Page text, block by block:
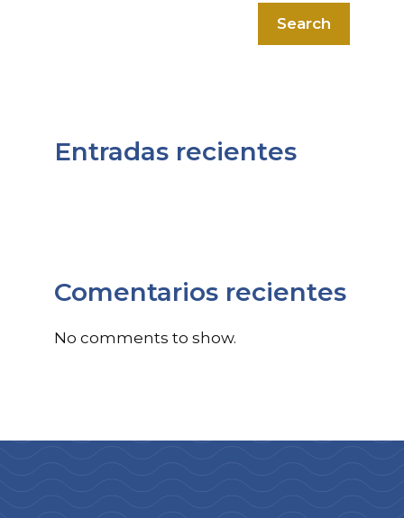
Search
Entradas recientes
Comentarios recientes
No comments to show.